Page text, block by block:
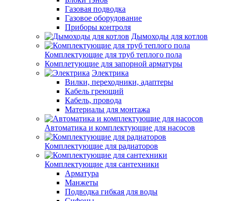
Газовая подводка
Газовое оборудование
Приборы контроля
Дымоходы для котлов
Комплектующие для труб теплого пола
Комплетующие для запорной арматуры
Электрика
Вилки, переходники, адаптеры
Кабель греющий
Кабель, провода
Материалы для монтажа
Автоматика и комплектующие для насосов
Комплектующие для радиаторов
Комплектующие для сантехники
Арматура
Манжеты
Подводка гибкая для воды